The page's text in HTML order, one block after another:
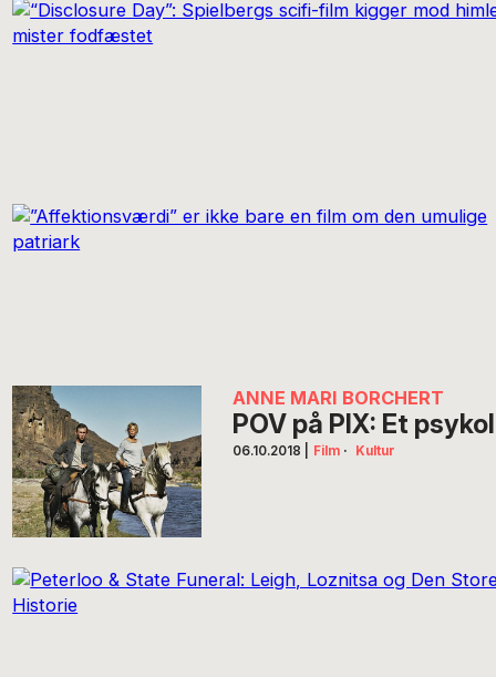
ANNE MARI BORCHERT
POV på PIX: Et
06.10.2018 Film · Kultur